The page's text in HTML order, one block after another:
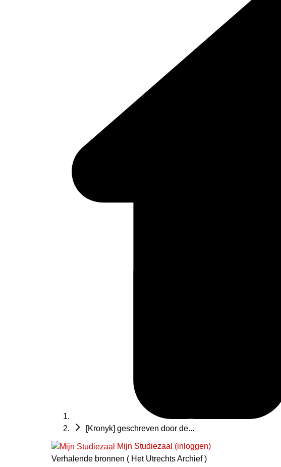
[Kronyk] geschreven door de...
Mijn Studiezaal (inloggen)
Verhalende bronnen ( Het Utrechts Archief )